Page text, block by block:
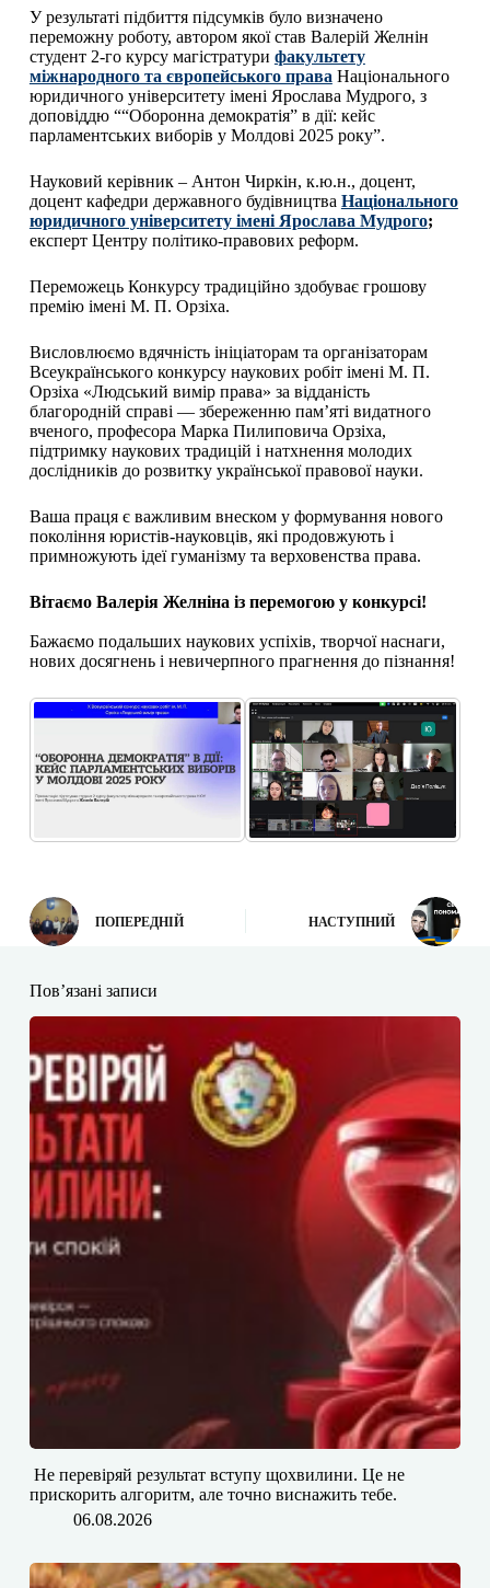
У результаті підбиття підсумків було визначено
переможну роботу, автором якої став Валерій Желнін
студент 2-го курсу магістратури факультету
міжнародного та європейського права Національного
юридичного університету імені Ярослава Мудрого, з
доповіддю ““Оборонна демократія” в дії: кейс
парламентських виборів у Молдові 2025 року”.
Науковий керівник – Антон Чиркін, к.ю.н., доцент,
доцент кафедри державного будівництва Національного
юридичного університету імені Ярослава Мудрого;
експерт Центру політико-правових реформ.
Переможець Конкурсу традиційно здобуває грошову
премію імені М. П. Орзіха.
Висловлюємо вдячність ініціаторам та організаторам
Всеукраїнського конкурсу наукових робіт імені М. П.
Орзіха «Людський вимір права» за відданість
благородній справі — збереженню пам’яті видатного
вченого, професора Марка Пилиповича Орзіха,
підтримку наукових традицій і натхнення молодих
дослідників до розвитку української правової науки.
Ваша праця є важливим внеском у формування нового
покоління юристів-науковців, які продовжують і
примножують ідеї гуманізму та верховенства права.
Вітаємо Валерія Желніна із перемогою у конкурсі!
Бажаємо подальших наукових успіхів, творчої наснаги,
нових досягнень і невичерпного прагнення до пізнання!
ПОПЕРЕДНІЙ НАСТУПНИЙ
Пов’язані записи
​​ Не перевіряй результат вступу щохвилини. Це не
прискорить алгоритм, але точно виснажить тебе.
06.08.2026